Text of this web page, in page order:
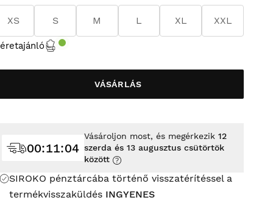
XS S M L XL XXL
VÁSÁRLÁS
SIROKO pénztárcába történő visszatérítéssel a
termékvisszaküldés INGYENES
00:11:02
Vásároljon most, és megérkezik12
szerda és 13 augusztus csütörtök
között